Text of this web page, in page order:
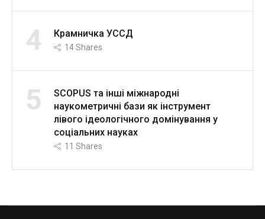
4 Крамничка УССД
14Shares
5
SCOPUS та інші міжнародні
наукометричні бази як інструмент
лівого ідеологічного домінування у
соціальних науках
11 Shares